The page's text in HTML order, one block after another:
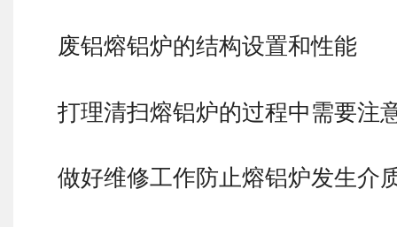
废铝熔铝炉的结构设置和性能
打理清扫熔铝炉的过程中需要注
做好维修工作防止熔铝炉发生介